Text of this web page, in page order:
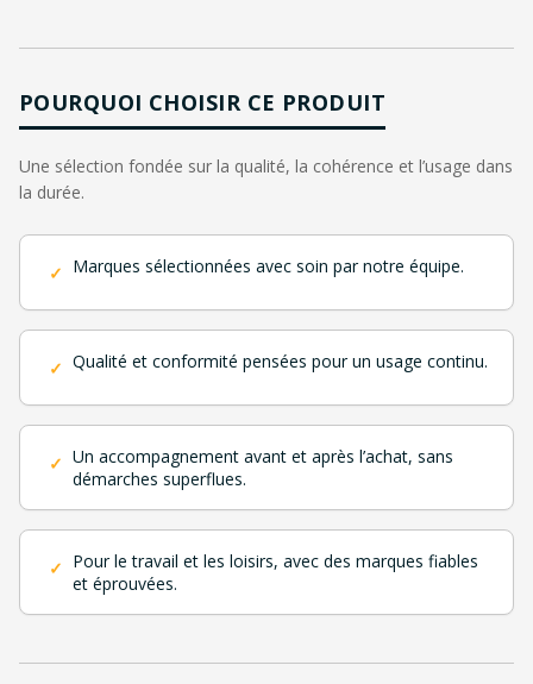
POURQUOI CHOISIR CE PRODUIT
Une sélection fondée sur la qualité, la cohérence et l’usage dans
la durée.
✓ Marques sélectionnées avec soin par notre équipe.
✓ Qualité et conformité pensées pour un usage continu.
✓ Un accompagnement avant et après l’achat, sans
démarches superflues.
✓ Pour le travail et les loisirs, avec des marques fiables
et éprouvées.